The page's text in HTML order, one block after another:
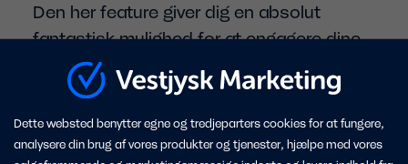
Den her feature giver dig en absolut
fantastisk mulighed for at engagere dine
kunder i din virksomhed og dine følgere
får mulighed for at fortælle dig, hvad de
gerne vil have.
’Livestreaming’ er også en mulighed med
Dette websted benytter egne og tredjeparters cookies for at fungere,
analysere din brug af vores produkter og tjenester, hjælpe med vores